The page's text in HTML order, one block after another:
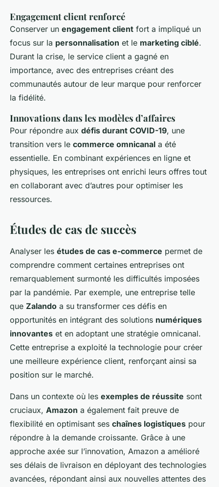
Engagement client renforcé
Conserver un engagement client fort a impliqué un
focus sur la personnalisation et le marketing ciblé.
Durant la crise, le service client a gagné en
importance, avec des entreprises créant des
communautés autour de leur marque pour renforcer
la fidélité.
Innovations dans les modèles d’affaires
Pour répondre aux défis durant COVID-19, une
transition vers le commerce omnicanal a été
essentielle. En combinant expériences en ligne et
physiques, les entreprises ont enrichi leurs offres tout
en collaborant avec d’autres pour optimiser les
ressources.
Études de cas de succès
Analyser les études de cas e-commerce permet de
comprendre comment certaines entreprises ont
remarquablement surmonté les difficultés imposées
par la pandémie. Par exemple, une entreprise telle
que Zalando a su transformer ces défis en
opportunités en intégrant des solutions numériques
innovantes et en adoptant une stratégie omnicanal.
Cette entreprise a exploité la technologie pour créer
une meilleure expérience client, renforçant ainsi sa
position sur le marché.
Dans un contexte où les exemples de réussite sont
cruciaux, Amazon a également fait preuve de
flexibilité en optimisant ses chaînes logistiques pour
répondre à la demande croissante. Grâce à une
approche axée sur l’innovation, Amazon a amélioré
ses délais de livraison en déployant des technologies
avancées, répondant ainsi aux nouvelles attentes des